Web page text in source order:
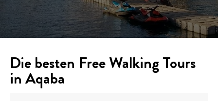
Die besten Free Walking Tours
in Aqaba